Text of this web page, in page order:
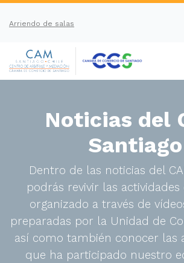
Arriendo de salas
Noticias del
Santiago
Dentro de las noticias del
podrás revivir las
organizado a través de
preparadas por la Unidad de
así como también conocer las
que ha participado nuestro